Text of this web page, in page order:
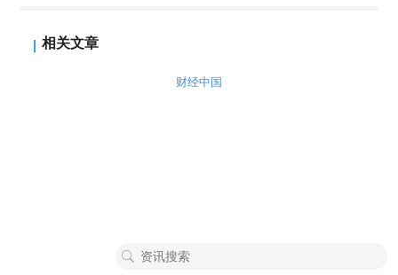
相关文章
财经中国